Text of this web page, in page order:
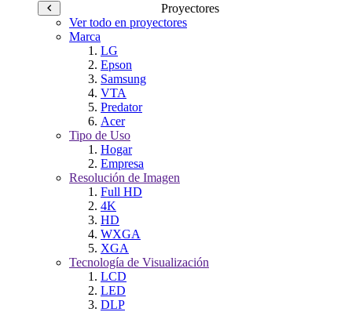
Proyectores
Ver todo en proyectores
Marca
LG
Epson
Samsung
VTA
Predator
Acer
Tipo de Uso
Hogar
Empresa
Resolución de Imagen
Full HD
4K
HD
WXGA
XGA
Tecnología de Visualización
LCD
LED
DLP